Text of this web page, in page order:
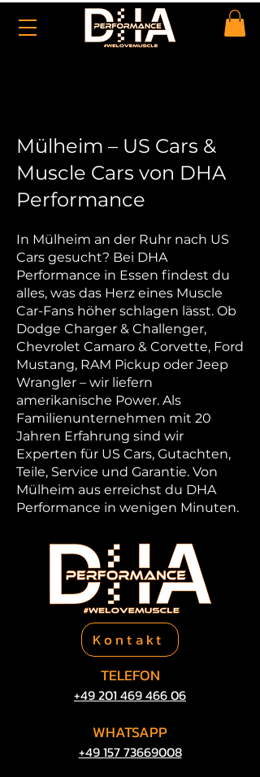
Fahrzeugangebote
Mülheim – US Cars &
Muscle Cars von DHA
Performance
In Mülheim an der Ruhr nach US
Cars gesucht? Bei DHA
Performance in Essen findest du
alles, was das Herz eines Muscle
Car-Fans höher schlagen lässt. Ob
Dodge Charger & Challenger,
Chevrolet Camaro & Corvette, Ford
Mustang, RAM Pickup oder Jeep
Wrangler – wir liefern
amerikanische Power. Als
Familienunternehmen mit 20
Jahren Erfahrung sind wir
Experten für US Cars, Gutachten,
Teile, Service und Garantie. Von
Mülheim aus erreichst du DHA
Performance in wenigen Minuten.
Kontakt
TELEFON
+49 201 469​ 466 06
WHATSAPP
​+49 157 73669008